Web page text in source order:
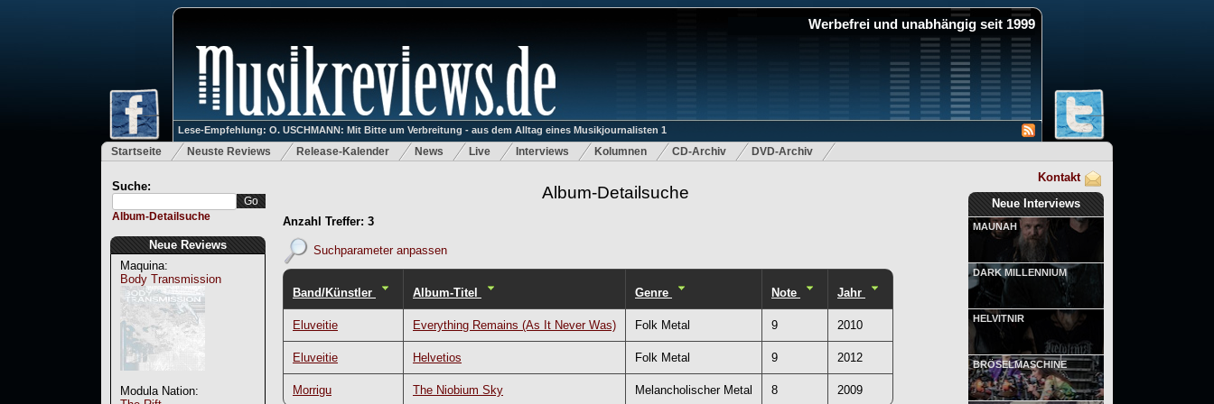
Werbefrei und unabhängig seit 1999
Lese-Empfehlung: O. USCHMANN: Mit Bitte um Verbreitung - aus dem Alltag eines Musikjournalisten 1
Startseite Neuste Reviews Release-Kalender News Live Interviews Kolumnen CD-Archiv DVD-Archiv
Suche:
Album-Detailsuche
Neue Reviews
Maquina:
Body Transmission
Modula Nation:
Kontakt
Neue Interviews
MAUNAH
DARK MILLENNIUM
HELVITNIR
BRÖSELMASCHINE
Album-Detailsuche
Anzahl Treffer: 3
Suchparameter anpassen
Band/Künstler Album-Titel Genre Note Jahr
Eluveitie Everything Remains (As It Never Was) Folk Metal 9 2010
Eluveitie Helvetios Folk Metal 9 2012
Morrigu The Niobium Sky Melancholischer Metal 8 2009